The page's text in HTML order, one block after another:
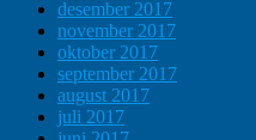
desember 2017
november 2017
oktober 2017
september 2017
august 2017
juli 2017